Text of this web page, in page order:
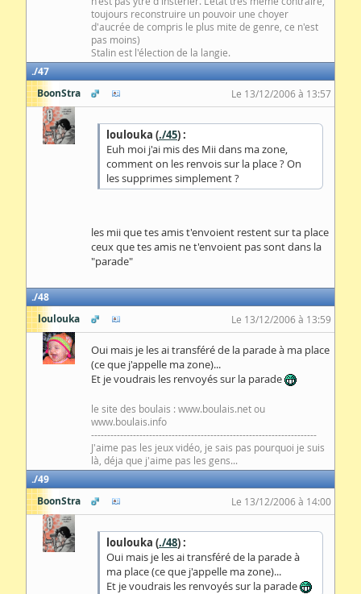
toujours reconstruire un pouvoir une choyer
d'aucrée de compris le plus mite de genre, ce n'est
pas moins)
Stalin est l'élection de la langie.
47
BoonStra
Le 13/12/2006 à 13:57
loulouka (./45) :
Euh moi j'ai mis des Mii dans ma zone,
comment on les renvois sur la place ? On
les supprimes simplement ?
les mii que tes amis t'envoient restent sur ta place
ceux que tes amis ne t'envoient pas sont dans la
"parade"
48
loulouka
Le 13/12/2006 à 13:59
Oui mais je les ai transféré de la parade à ma place
(ce que j'appelle ma zone)...
Et je voudrais les renvoyés sur la parade
le site des boulais : www.boulais.net ou
www.boulais.info
----------------------------------------------------------------------
J'aime pas les jeux vidéo, je sais pas pourquoi je suis
là, déja que j'aime pas les gens...
49
BoonStra
Le 13/12/2006 à 14:00
loulouka (./48) :
Oui mais je les ai transféré de la parade à
ma place (ce que j'appelle ma zone)...
Et je voudrais les renvoyés sur la parade